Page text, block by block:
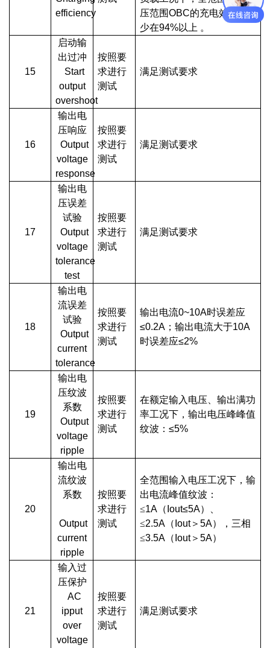
efficiency
压范围OBC的充电效率至
少在94%以上 。
15
启动输
出过冲
Start
output
overshoot
按照要
求进行
测试
满足测试要求
16
输出电
压响应
Output
voltage
response
按照要
求进行
测试
满足测试要求
17
输出电
压误差
试验
Output
voltage
tolerance
test
按照要
求进行
测试
满足测试要求
18
输出电
流误差
试验
Output
current
tolerance
按照要
求进行
测试
输出电流0~10A时误差应
≤0.2A；输出电流大于10A
时误差应≤2%
19
输出电
压纹波
系数
Output
voltage
ripple
按照要
求进行
测试
在额定输入电压、输出满功
率工况下，输出电压峰峰值
纹波：≤5%
20
输出电
流纹波
系数
Output
current
ripple
按照要
求进行
测试
全范围输入电压工况下，输
出电流峰值纹波：
≤1A （ Iout≤5A）、
≤2.5A （ Iout＞ 5A），三相
≤3.5A （ Iout＞ 5A）
21
输入过
压保护
AC
ipput
over
voltage
按照要
求进行
测试
满足测试要求